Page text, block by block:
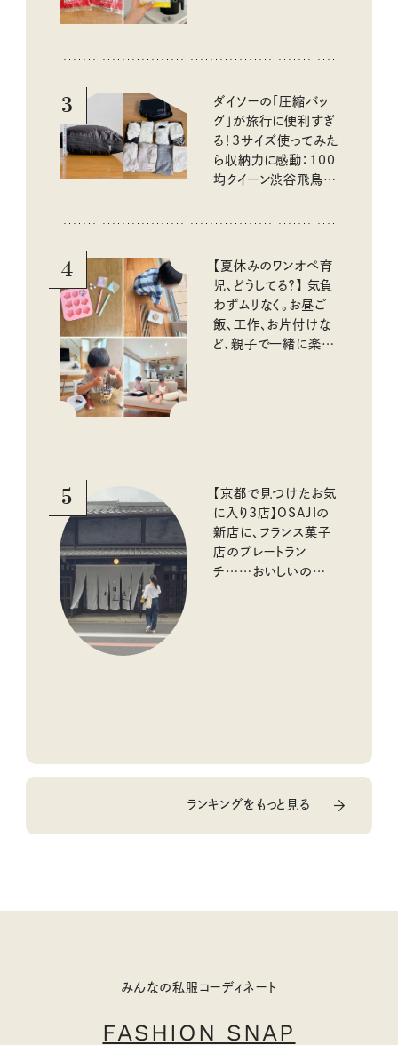
3
ダイソーの「圧縮バッ
グ」が旅行に便利すぎ
る！3サイズ使ってみた
ら収納力に感動：100
均クイーン渋谷飛鳥の
4
【夏休みのワンオペ育
児、どうしてる？】 気負
わずムリなく。お昼ご
飯、工作、お片付けな
ど、親子で一緒に楽し
5
【京都で見つけたお気
に入り3店】OSAJIの
新店に、フランス菓子
店のプレートラン
チ……おいしいのんび
ランキングをもっと見る
みんなの私服コーディネート
FASHION SNAP